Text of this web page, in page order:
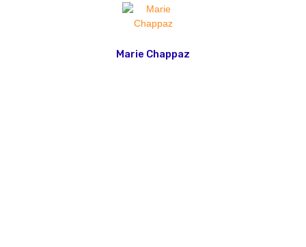
Marie Chappaz